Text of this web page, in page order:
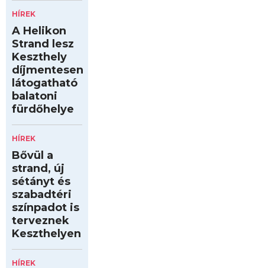
HÍREK
A Helikon
Strand lesz
Keszthely
díjmentesen
látogatható
balatoni
fürdőhelye
HÍREK
Bővül a
strand, új
sétányt és
szabadtéri
színpadot is
terveznek
Keszthelyen
HÍREK